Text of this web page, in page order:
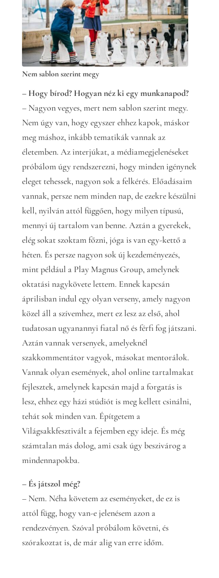
Nem sablon szerint megy
– Hogy bírod? Hogyan néz ki egy munkanapod?
– Nagyon vegyes, mert nem sablon szerint megy.
Nem úgy van, hogy egyszer ehhez kapok, máskor
meg máshoz, inkább tematikák vannak az
életemben. Az interjúkat, a médiamegjelenéseket
próbálom úgy rendszerezni, hogy minden igénynek
eleget tehessek, nagyon sok a felkérés. Előadásaim
vannak, persze nem minden nap, de ezekre készülni
kell, nyilván attól függően, hogy milyen típusú,
mennyi új tartalom van benne. Aztán a gyerekek,
elég sokat szoktam főzni, jóga is van egy-kettő a
héten. És persze nagyon sok új kezdeményezés,
mint például a Play Magnus Group, amelynek
oktatási nagykövete lettem. Ennek kapcsán
áprilisban indul egy olyan verseny, amely nagyon
közel áll a szívemhez, mert ez lesz az első, ahol
tudatosan ugyanannyi fiatal nő és férfi fog játszani.
Aztán vannak versenyek, amelyeknél
szakkommentátor vagyok, másokat mentorálok.
Vannak olyan események, ahol online tartalmakat
fejlesztek, amelynek kapcsán majd a forgatás is
lesz, ehhez egy házi stúdiót is meg kellett csinálni,
tehát sok minden van. Építgetem a
Világsakkfesztivált a fejemben egy ideje. És még
számtalan más dolog, ami csak úgy beszivárog a
mindennapokba.
– És játszol még?
– Nem. Néha követem az eseményeket, de ez is
attól függ, hogy van-e jelenésem azon a
rendezvényen. Szóval próbálom követni, és
szórakoztat is, de már alig van erre időm.